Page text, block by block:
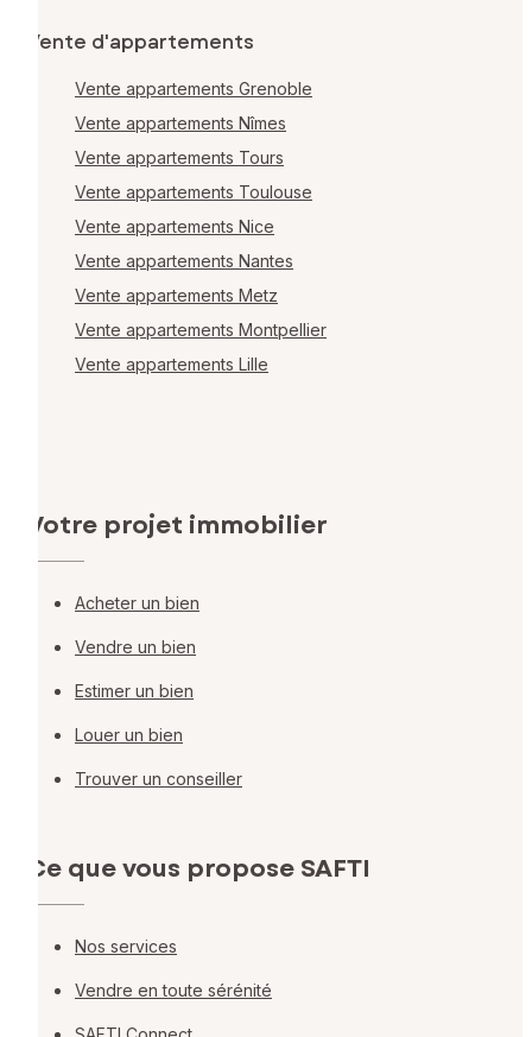
Vente d'appartements
Vente appartements Grenoble
Vente appartements Nîmes
Vente appartements Tours
Vente appartements Toulouse
Vente appartements Nice
Vente appartements Nantes
Vente appartements Metz
Vente appartements Montpellier
Vente appartements Lille
Votre projet immobilier
Acheter un bien
Vendre un bien
Estimer un bien
Louer un bien
Trouver un conseiller
Ce que vous propose SAFTI
Nos services
Vendre en toute sérénité